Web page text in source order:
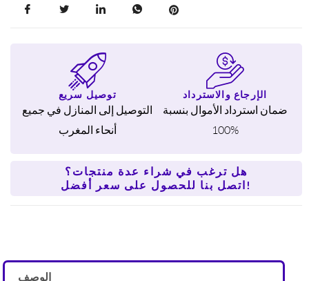
توصيل سريع
التوصيل إلى المنازل في جميع
أنحاء المغرب
الإرجاع والاسترداد
ضمان استرداد الأموال بنسبة
100%
هل ترغب في شراء عدة منتجات؟
اتصل بنا للحصول على سعر أفضل!
الوصف